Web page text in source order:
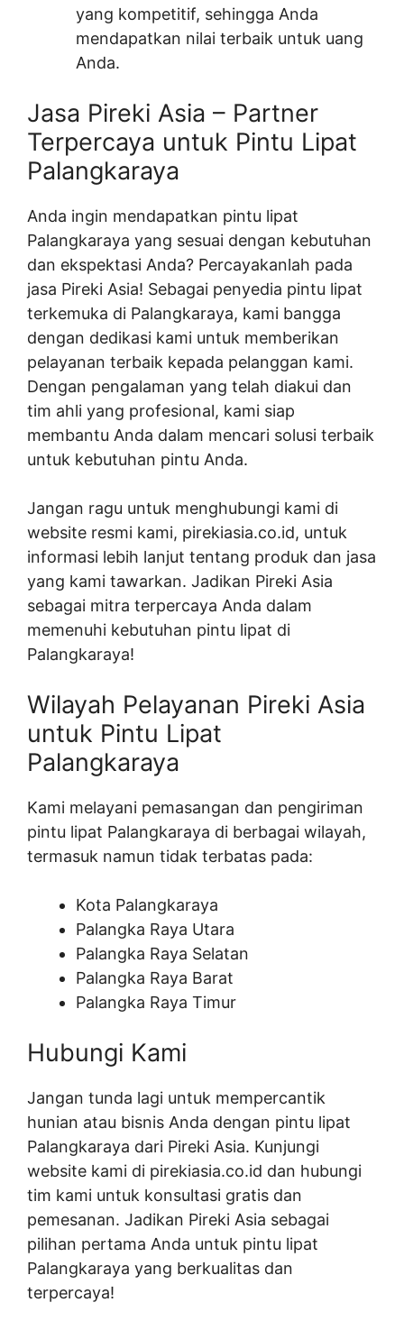
yang kompetitif, sehingga Anda
mendapatkan nilai terbaik untuk uang
Anda.
Jasa Pireki Asia – Partner
Terpercaya untuk Pintu Lipat
Palangkaraya
Anda ingin mendapatkan pintu lipat
Palangkaraya yang sesuai dengan kebutuhan
dan ekspektasi Anda? Percayakanlah pada
jasa Pireki Asia! Sebagai penyedia pintu lipat
terkemuka di Palangkaraya, kami bangga
dengan dedikasi kami untuk memberikan
pelayanan terbaik kepada pelanggan kami.
Dengan pengalaman yang telah diakui dan
tim ahli yang profesional, kami siap
membantu Anda dalam mencari solusi terbaik
untuk kebutuhan pintu Anda.
Jangan ragu untuk menghubungi kami di
website resmi kami, pirekiasia.co.id, untuk
informasi lebih lanjut tentang produk dan jasa
yang kami tawarkan. Jadikan Pireki Asia
sebagai mitra terpercaya Anda dalam
memenuhi kebutuhan pintu lipat di
Palangkaraya!
Wilayah Pelayanan Pireki Asia
untuk Pintu Lipat
Palangkaraya
Kami melayani pemasangan dan pengiriman
pintu lipat Palangkaraya di berbagai wilayah,
termasuk namun tidak terbatas pada:
Kota Palangkaraya
Palangka Raya Utara
Palangka Raya Selatan
Palangka Raya Barat
Palangka Raya Timur
Hubungi Kami
Jangan tunda lagi untuk mempercantik
hunian atau bisnis Anda dengan pintu lipat
Palangkaraya dari Pireki Asia. Kunjungi
website kami di pirekiasia.co.id dan hubungi
tim kami untuk konsultasi gratis dan
pemesanan. Jadikan Pireki Asia sebagai
pilihan pertama Anda untuk pintu lipat
Palangkaraya yang berkualitas dan
terpercaya!